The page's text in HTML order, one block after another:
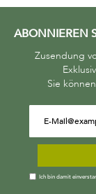
ABONNIEREN
Zusendung
Sie
Ich bin damit